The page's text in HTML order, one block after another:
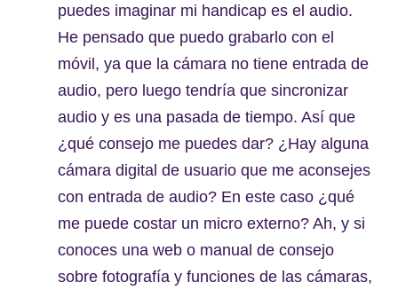
puedes imaginar mi handicap es el audio.
He pensado que puedo grabarlo con el
móvil, ya que la cámara no tiene entrada de
audio, pero luego tendría que sincronizar
audio y es una pasada de tiempo. Así que
¿qué consejo me puedes dar? ¿Hay alguna
cámara digital de usuario que me aconsejes
con entrada de audio? En este caso ¿qué
me puede costar un micro externo? Ah, y si
conoces una web o manual de consejo
sobre fotografía y funciones de las cámaras,